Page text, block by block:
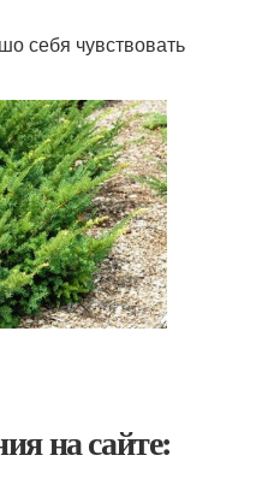
себя чувствовать
на сайте: